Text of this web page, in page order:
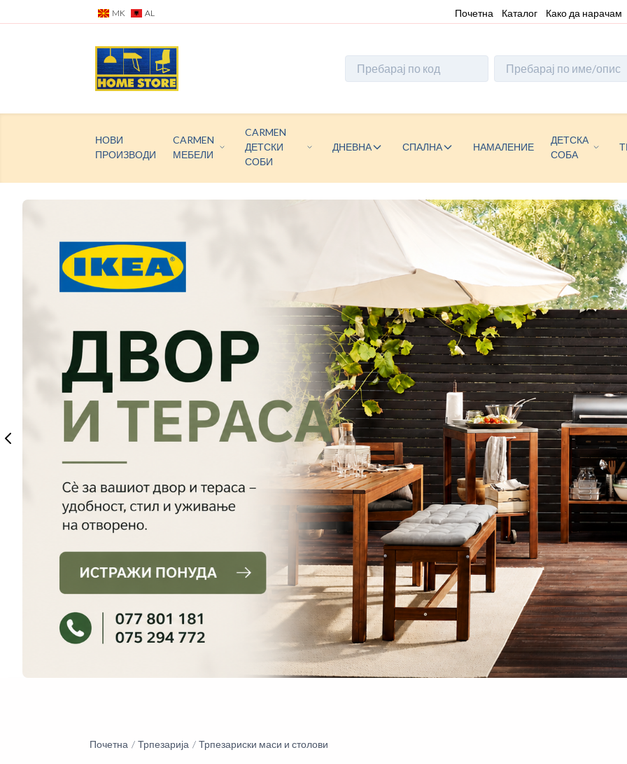
MK AL Почетна Каталог Како да нарачам
НОВИ
ПРОИЗВОДИ
CARMEN
МЕБЕЛИ
CARMEN
ДЕТСКИ
СОБИ
ДНЕВНА СПАЛНА НАМАЛЕНИЕ
ДЕТСКА
СОБА
Почетна Трпезарија Трпезариски маси и столови